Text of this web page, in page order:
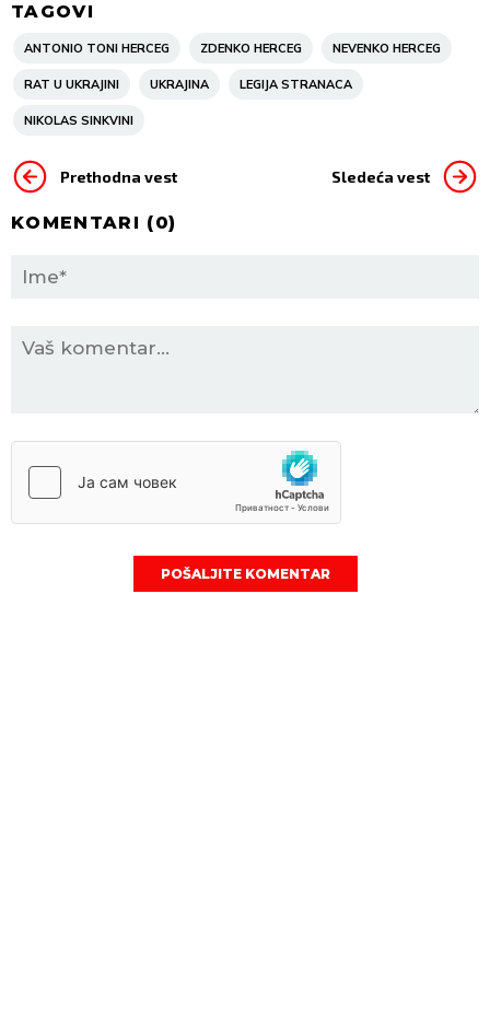
TAGOVI
ANTONIO TONI HERCEG ZDENKO HERCEG NEVENKO HERCEG
RAT U UKRAJINI UKRAJINA LEGIJA STRANACA
NIKOLAS SINKVINI
Prethodna vest Sledeća vest
KOMENTARI (0)
POŠALJITE KOMENTAR